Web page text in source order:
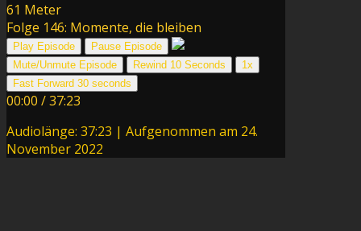
61 Meter
Folge 146: Momente, die bleiben
Play Episode
Pause Episode
Mute/Unmute Episode
Rewind 10 Seconds
1x
Fast Forward 30 seconds
00:00 /37:23
Audiolänge: 37:23 | Aufgenommen am 24.
November 2022